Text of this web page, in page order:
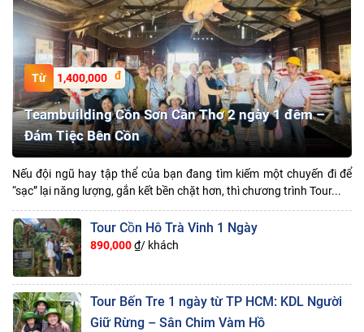
1,400,000
Teambuilding Cồn Sơn Cần Thơ 2 ngày 1 đêm –
Đám Tiệc Bên Cồn
Nếu đội ngũ hay tập thể của bạn đang tìm kiếm một chuyến đi để
“sạc” lại năng lượng, gắn kết bền chặt hơn, thì chương trình Tour...
Tour Cồn Hô Trà Vinh 1 Ngày
890,000₫/ khách
Tour Bến Tre 1 ngày từ TP HCM: KDL Người
Giữ Rừng – Sân Chim Vàm Hồ